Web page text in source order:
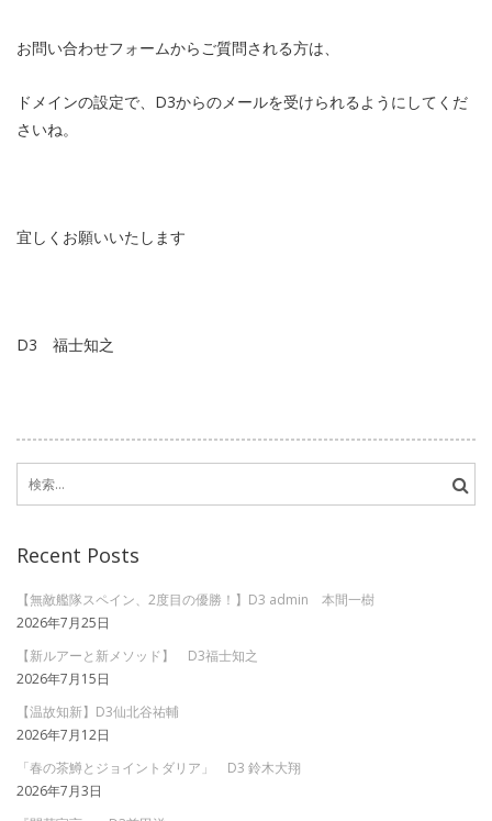
お問い合わせフォームからご質問される方は、
ドメインの設定で、D3からのメールを受けられるようにしてくだ
さいね。
宜しくお願いいたします
D3 福士知之
索:
Recent Posts
【無敵艦隊スペイン、2度目の優勝！】D3 admin 本間一樹
2026年7月25日
【新ルアーと新メソッド】 D3福士知之
2026年7月15日
【温故知新】D3仙北谷祐輔
2026年7月12日
「春の茶鱒とジョイントダリア」 D3 鈴木大翔
2026年7月3日